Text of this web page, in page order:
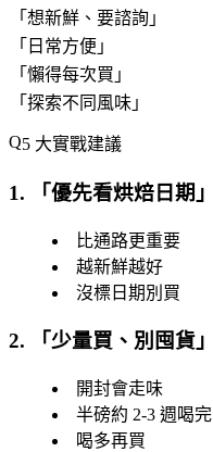
「 想新鮮、要諮詢 」
「 日常方便 」
「 懶得每次買 」
「 探索不同風味 」
5 大實戰建議
1. 「優先看烘焙日期 」
比通路更重要
越新鮮越好
沒標日期別買
2. 「少量買、別囤貨 」
開封會走味
半磅約 2-3 週喝完
喝多再買